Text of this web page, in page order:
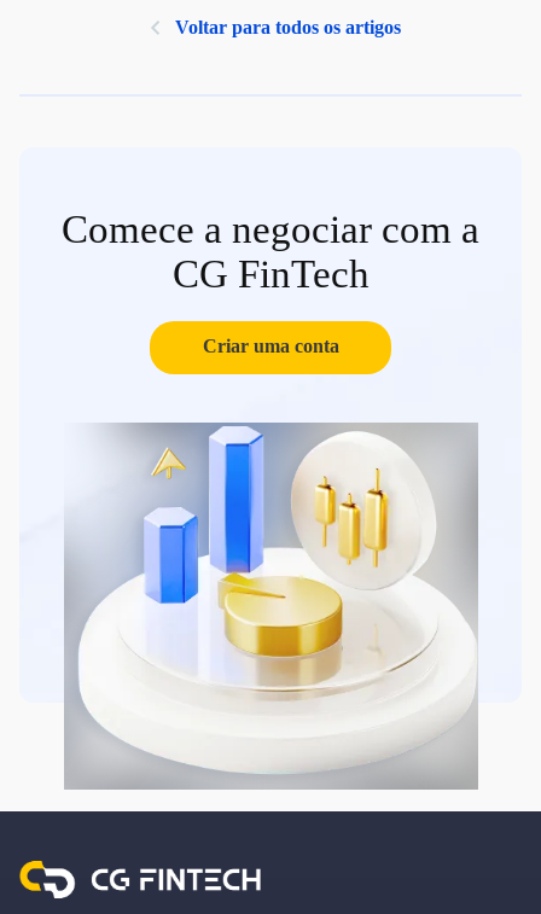
Voltar para todos os artigos
Comece a negociar com a
CG FinTech
Criar uma conta